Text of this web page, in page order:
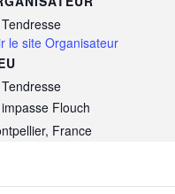
Flouch
, France
le site Organisateur